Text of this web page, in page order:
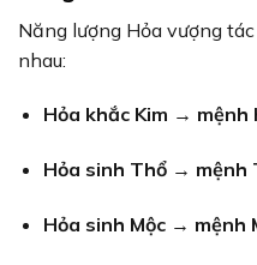
Năng lượng Hỏa vượng
nhau:
Hỏa khắc Kim →
Hỏa sinh Thổ → mệnh
Hỏa sinh Mộc → mệnh